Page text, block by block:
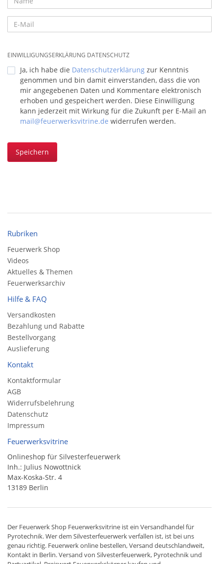
EINWILLIGUNGSERKLÄRUNG DATENSCHUTZ
Ja, ich habe die Datenschutzerklärung zur Kenntnis
genommen und bin damit einverstanden, dass die von
mir angegebenen Daten und Kommentare elektronisch
erhoben und gespeichert werden. Diese Einwilligung
kann jederzeit mit Wirkung für die Zukunft per E-Mail an
mail@feuerwerksvitrine.de widerrufen werden.
Speichern
Rubriken
Feuerwerk Shop
Videos
Aktuelles & Themen
Feuerwerksarchiv
Hilfe & FAQ
Versandkosten
Bezahlung und Rabatte
Bestellvorgang
Auslieferung
Kontakt
Kontaktformular
AGB
Widerrufsbelehrung
Datenschutz
Impressum
Feuerwerksvitrine
Onlineshop für Silvesterfeuerwerk
Inh.: Julius Nowottnick
Max-Koska-Str. 4
13189 Berlin
Der Feuerwerk Shop Feuerwerksvitrine ist ein Versandhandelfür
Pyrotechnik. Wer dem Silvesterfeuerwerk verfallen ist, ist bei uns
genau richtig. Feuerwerk online bestellen,Versand deutschlandweit,
Kontakt in Berlin. Versand von Silvesterfeuerwerk, Pyrotechnik und